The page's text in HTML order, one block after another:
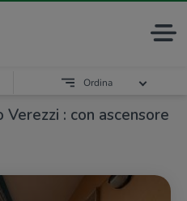
: con ascensore
Ordina